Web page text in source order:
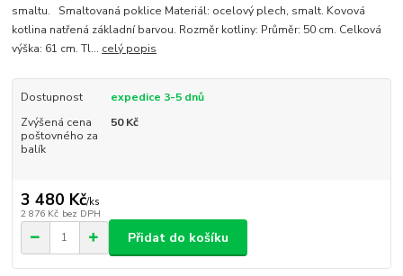
smaltu. Smaltovaná poklice Materiál: ocelový plech, smalt. Kovová
kotlina natřená základní barvou. Rozměr kotliny: Průměr: 50 cm. Celková
výška: 61 cm. Tl... celý popis
Dostupnost
expedice 3-5 dnů
Zvýšená cena
poštovného za
balík
50 Kč
3 480 Kč/ks
2 876 Kč bez DPH
Přidat do košíku